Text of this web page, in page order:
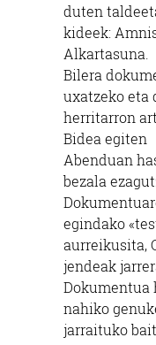
duten
kideek:
Alkartasuna.
Bilera
uxatzeko eta
herritarron
Bidea egiten
Abenduan
bezala
egindako
aurreikusita,
jendeak
Dokumentua
nahiko
jarraituko